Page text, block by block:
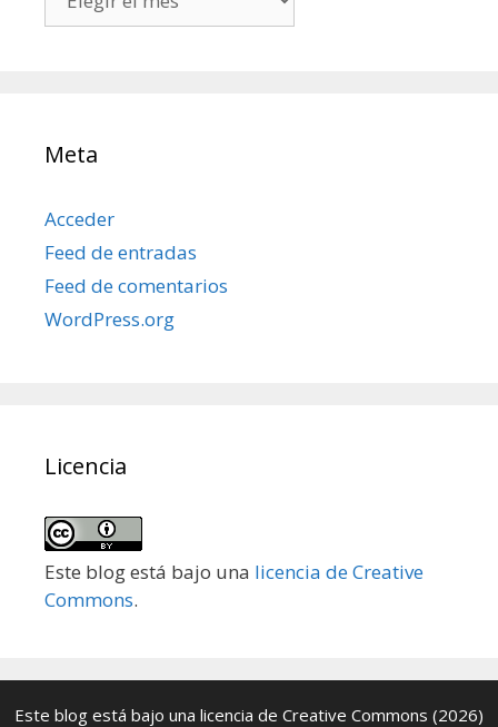
mis
Meta
Acceder
Feed de entradas
Feed de comentarios
WordPress.org
Licencia
Este blog está bajo una licencia de Creative
Commons.
Este blog está bajo una licencia de Creative Commons (2026)